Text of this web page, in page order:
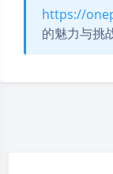
https://
的魅力与挑